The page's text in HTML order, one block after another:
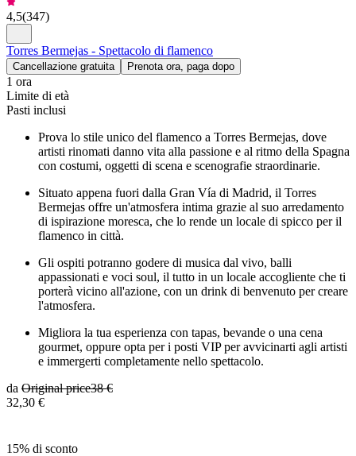
4,5(347)
Torres Bermejas - Spettacolo di flamenco
Cancellazione gratuita Prenota ora, paga dopo
1 ora
Limite di età
Pasti inclusi
Prova lo stile unico del flamenco a Torres Bermejas, dove
artisti rinomati danno vita alla passione e al ritmo della Spagna
con costumi, oggetti di scena e scenografie straordinarie.
Situato appena fuori dalla Gran Vía di Madrid, il Torres
Bermejas offre un'atmosfera intima grazie al suo arredamento
di ispirazione moresca, che lo rende un locale di spicco per il
flamenco in città.
Gli ospiti potranno godere di musica dal vivo, balli
appassionati e voci soul, il tutto in un locale accogliente che ti
porterà vicino all'azione, con un drink di benvenuto per creare
l'atmosfera.
Migliora la tua esperienza con tapas, bevande o una cena
gourmet, oppure opta per i posti VIP per avvicinarti agli artisti
e immergerti completamente nello spettacolo.
da Original price38 €
32,30 €
15% di sconto